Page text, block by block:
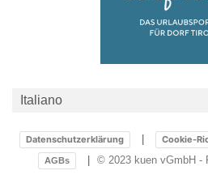
Datenschutzerklärung Cookie-
AGBs © 2023 kuen vGmbH -